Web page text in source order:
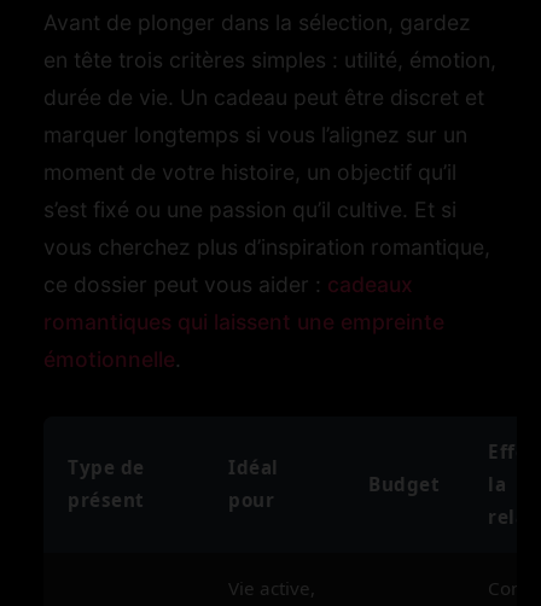
Avant de plonger dans la sélection, gardez
en tête trois critères simples : utilité, émotion,
durée de vie. Un cadeau peut être discret et
marquer longtemps si vous l’alignez sur un
moment de votre histoire, un objectif qu’il
s’est fixé ou une passion qu’il cultive. Et si
vous cherchez plus d’inspiration romantique,
ce dossier peut vous aider : cadeaux
romantiques qui laissent une empreinte
émotionnelle.
Type de
présent
Idéal
pour
Budget
Effet
la
Vie active,